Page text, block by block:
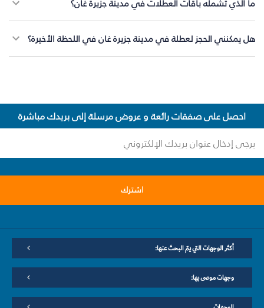
ما الذي تشمله باقات العطلات في مدينة جزيرة غان؟
هل يمكنني الحجز لعطلة في مدينة جزيرة غان في اللحظة الأخيرة؟
احصل على صفقات رائعة و عروض مرسلة إلى بريدك مباشرة
اشترك
أكثر الوجهات التي يتم البحث عنها:
وجهات موصى بها: